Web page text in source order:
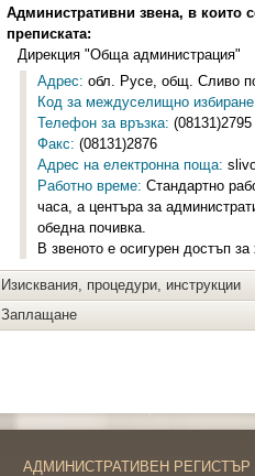
Административни звена, в които
преписката:
Дирекция "Обща администрация"
Адрес: обл. Русе, общ. Сливо
Код за междуселищно
Телефон за връзка: (08131)2795
Факс: (08131)2876
Адрес на електронна поща:
Работно време: Стандартно
часа, а центъра за
обедна почивка.
В звеното е осигурен достъп
Изисквания, процедури, инструкции
Заплащане
АДМИНИСТРАТИВЕН РЕГИСТЪР